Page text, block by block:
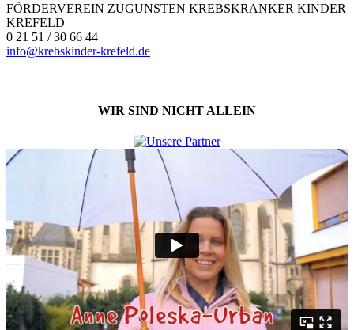
FÖRDERVEREIN ZUGUNSTEN KREBSKRANKER KINDER
KREFELD
0 21 51 / 30 66 44
info@krebskinder-krefeld.de
WIR SIND NICHT ALLEIN